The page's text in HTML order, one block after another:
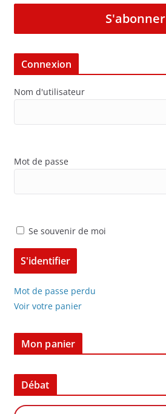
S'abonner
Connexion
Nom d'utilisateur
Mot de passe
Se souvenir de moi
Mot de passe perdu
Voir votre panier
Mon panier
Débat